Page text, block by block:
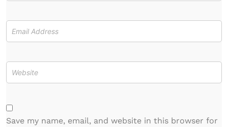
Save my name, email, and website in this browser for